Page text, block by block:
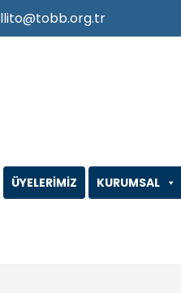
ÜYELERİMİZ KURUMSAL